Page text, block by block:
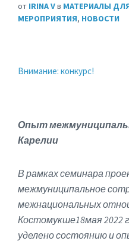
от IRINA Vв МАТЕРИАЛЫ
МЕРОПРИЯТИЯ, НОВОСТИ
Внимание: конкурс!
Опыт
Карелии
В рамкахсеминара
межмуниципальное
межнациональных
Костомукше18мая 2022
уделено состоянию и